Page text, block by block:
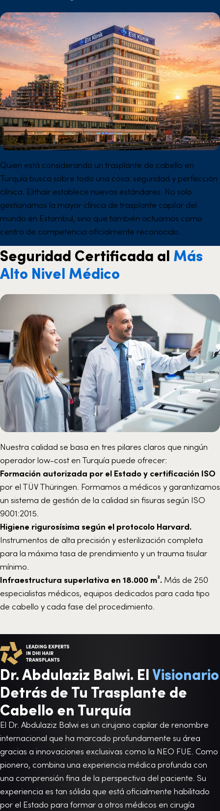
Quien está considerando un trasplante de cabello en
Turquía busca sobre todo una cosa: seguridad y perfección
clínica. Elithair establece nuevos estándares. No solo
gestionamos la mayor clínica de trasplante capilar del
mundo en Estambul, sino que también actuamos como
centro de competencia oficialmente reconocido.
Seguridad Certificada al Más
Alto Nivel Médico
Nuestra calidad se basa en tres pilares claros que ningún
operador low-cost en Turquía puede ofrecer:
Formación autorizada por el Estado y certificación ISO
por el TÜV Thüringen. Formamos a médicos y garantizamos
un sistema de gestión de la calidad sin fisuras según ISO
9001:2015.
Higiene rigurosísima según el protocolo Harvard.
Instrumentos de alta precisión y esterilización completa
para la máxima tasa de prendimiento y un trauma tisular
mínimo.
Infraestructura superlativa en 18.000 m². Más de 250
especialistas médicos, equipos dedicados para cada tipo
de cabello y cada fase del procedimiento.
Dr. Abdulaziz Balwi. ElVisionario
Detrás de Tu Trasplante de
Cabello en Turquía
El Dr. Abdulaziz Balwi es un cirujano capilar de renombre
internacional que ha marcado profundamente su área
gracias a innovaciones exclusivas como la NEO FUE. Como
pionero, combina una experiencia médica profunda con
una comprensión fina de la perspectiva del paciente. Su
experiencia es tan sólida que está oficialmente habilitado
por el Estado para formar a otros médicos en cirugía